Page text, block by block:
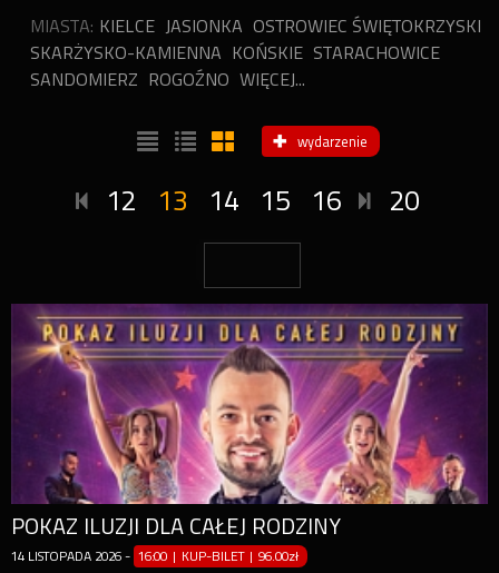
MIASTA: KIELCE JASIONKA OSTROWIEC ŚWIĘTOKRZYSKI
SKARŻYSKO-KAMIENNA KOŃSKIE STARACHOWICE
SANDOMIERZ ROGOŹNO WIĘCEJ...
wydarzenie
12 13 14 15 16 20
POKAZ ILUZJI DLA CAŁEJ RODZINY
14 LISTOPADA 2026 - 16:00 | KUP-BILET |96.00zł